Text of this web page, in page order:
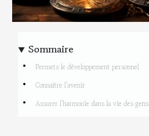
Sommaire
Permets le développement personnel
Connaître l'avenir
Assurer l'harmonie dans la vie des gens